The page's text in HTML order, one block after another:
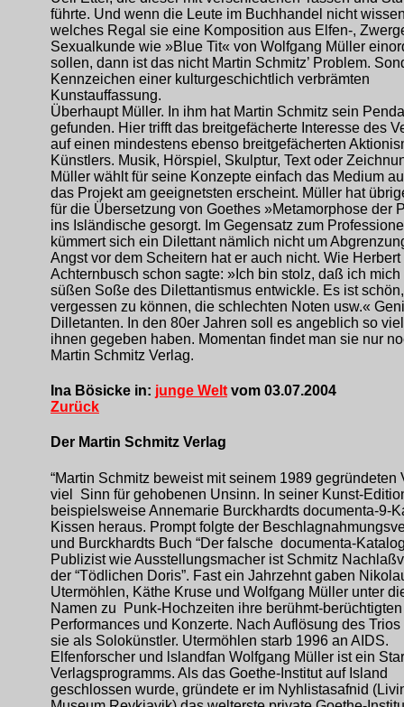
führte. Und wenn die Leute im Buchhandel nicht
welches Regal sie eine Komposition aus Elfen-,
Sexualkunde wie »Blue Tit« von Wolfgang Müller
sollen, dann ist das nicht Martin Schmitz’ Problem.
Kennzeichen einer kulturgeschichtlich verbrämten
Kunstauffassung.
Überhaupt Müller. In ihm hat Martin Schmitz sein
gefunden. Hier trifft das breitgefächerte Interesse des
auf einen mindestens ebenso breitgefächerten
Künstlers. Musik, Hörspiel, Skulptur, Text oder
Müller wählt für seine Konzepte einfach das Medium
das Projekt am geeignetsten erscheint. Müller hat
für die Übersetzung von Goethes »Metamorphose der
ins Isländische gesorgt. Im Gegensatz zum
kümmert sich ein Dilettant nämlich nicht um
Angst vor dem Scheitern hat er auch nicht. Wie Herbert
Achternbusch schon sagte: »Ich bin stolz, daß ich mich
süßen Soße des Dilettantismus entwickle. Es ist
vergessen zu können, die schlechten Noten usw.«
Dilletanten. In den 80er Jahren soll es angeblich so
ihnen gegeben haben. Momentan findet man sie nur
Martin Schmitz Verlag.
Ina Bösicke in: junge Welt vom 03.07.2004
Zurück
Der Martin Schmitz Verlag
“Martin Schmitz beweist mit seinem 1989 gegründeten
viel Sinn für gehobenen Unsinn. In seiner Kunst-
beispielsweise Annemarie Burckhardts documenta-9-
Kissen heraus. Prompt folgte der
und Burckhardts Buch “Der falsche documenta-
Publizist wie Ausstellungsmacher ist Schmitz
der “Tödlichen Doris”. Fast ein Jahrzehnt gaben
Utermöhlen, Käthe Kruse und Wolfgang Müller unter
Namen zu Punk-Hochzeiten ihre berühmt-berüchtigten
Performances und Konzerte. Nach Auflösung des
sie als Solokünstler. Utermöhlen starb 1996 an AIDS.
Elfenforscher und lslandfan Wolfgang Müller ist ein
Verlagsprogramms. Als das Goethe-Institut auf Island
geschlossen wurde, gründete er im Nyhlistasafnid